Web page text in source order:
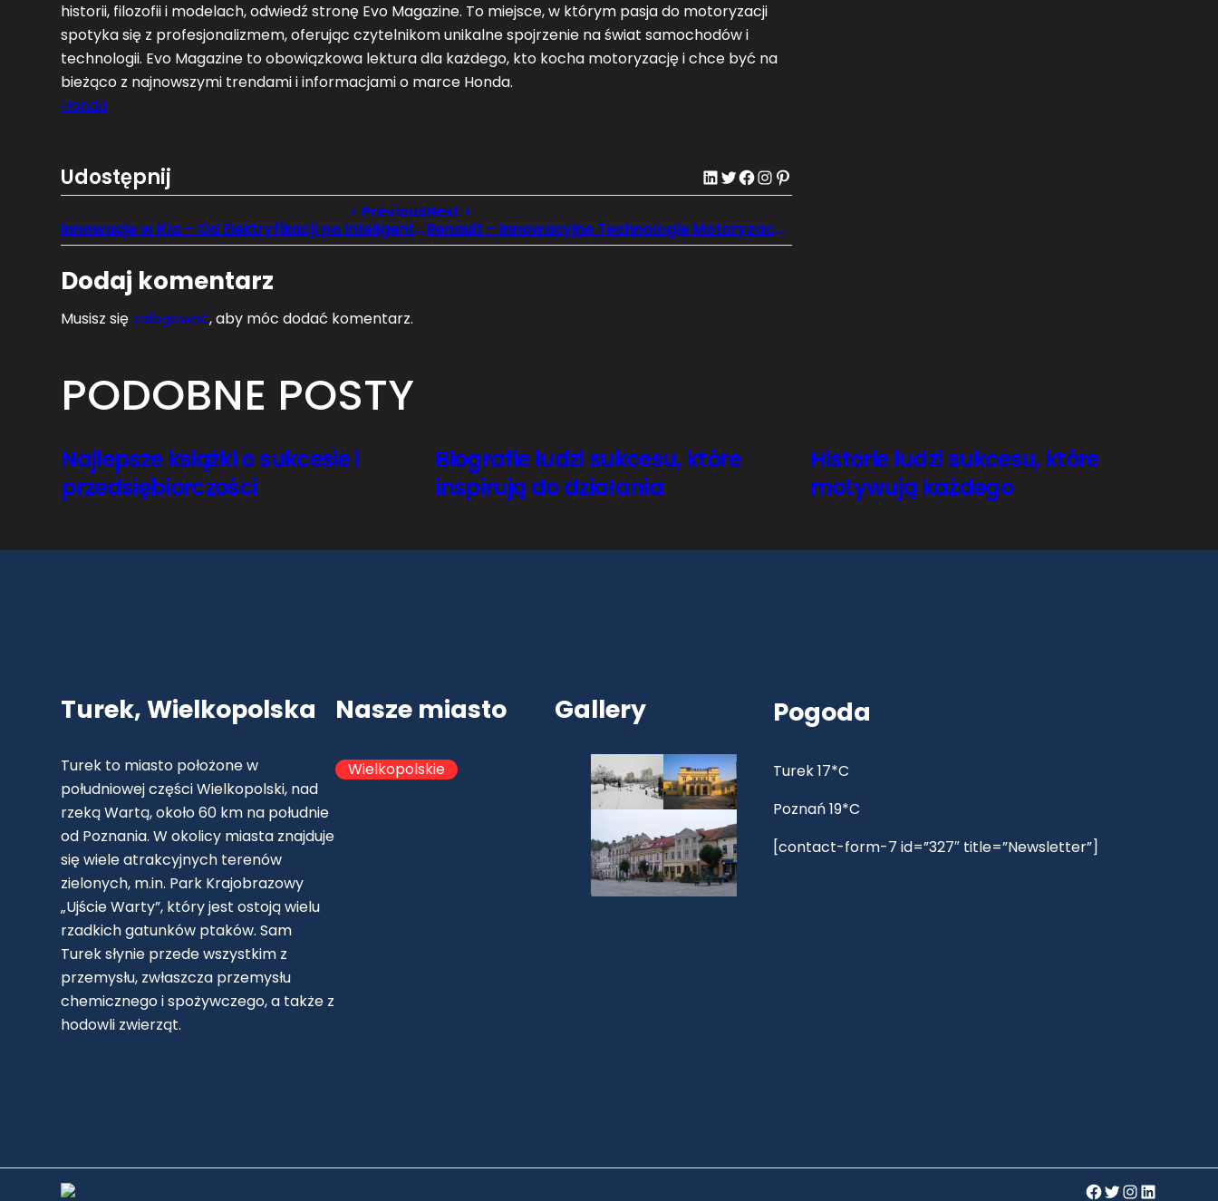
historii, filozofii i modelach, odwiedź stronę Evo Magazine. To miejsce, w którym pasja do motoryzacji
spotyka się z profesjonalizmem, oferując czytelnikom unikalne spojrzenie na świat samochodów i
technologii. Evo Magazine to obowiązkowa lektura dla każdego, kto kocha motoryzację i chce być na
bieżąco z najnowszymi trendami i informacjami o marce Honda.
Honda
Udostępnij LinkedIn Twitter Facebook Instagram Pinterest
Innowacje w Kia – Od Elektryfikacji po Inteligentne Systemy Renault – Innowacyjne Technologie Motoryzacyjne, które Wyróżniają Się na Rynku
Dodaj komentarz
Musisz się zalogować, aby móc dodać komentarz.
PODOBNE POSTY
Najlepsze książki o sukcesie i
przedsiębiorczości
Biografie ludzi sukcesu, które
inspirują do działania
Historie ludzi sukcesu, które
motywują każdego
Turek, Wielkopolska
Turek to miasto położone w
południowej części Wielkopolski, nad
rzeką Wartą, około 60 km na południe
od Poznania. W okolicy miasta znajduje
się wiele atrakcyjnych terenów
zielonych, m.in. Park Krajobrazowy
„Ujście Warty”, który jest ostoją wielu
rzadkich gatunków ptaków. Sam
Turek słynie przede wszystkim z
przemysłu, zwłaszcza przemysłu
chemicznego i spożywczego, a także z
hodowli zwierząt.
Nasze miasto
Wielkopolskie
Gallery Pogoda
Turek 17*C
Poznań 19*C
[contact-form-7 id=”327″ title=”Newsletter”]
Facebook Twitter Instagram LinkedIn